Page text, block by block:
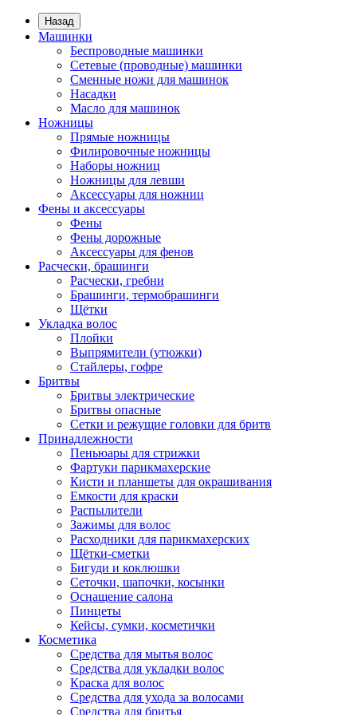
Назад
Машинки
Беспроводные машинки
Сетевые (проводные) машинки
Сменные ножи для машинок
Насадки
Масло для машинок
Ножницы
Прямые ножницы
Филировочные ножницы
Наборы ножниц
Ножницы для левши
Аксессуары для ножниц
Фены и аксессуары
Фены
Фены дорожные
Аксессуары для фенов
Расчески, брашинги
Расчески, гребни
Брашинги, термобрашинги
Щётки
Укладка волос
Плойки
Выпрямители (утюжки)
Стайлеры, гофре
Бритвы
Бритвы электрические
Бритвы опасные
Сетки и режущие головки для бритв
Принадлежности
Пеньюары для стрижки
Фартуки парикмахерские
Кисти и планшеты для окрашивания
Емкости для краски
Распылители
Зажимы для волос
Расходники для парикмахерских
Щётки-сметки
Бигуди и коклюшки
Сеточки, шапочки, косынки
Оснащение салона
Пинцеты
Кейсы, сумки, косметички
Косметика
Средства для мытья волос
Средства для укладки волос
Краска для волос
Средства для ухода за волосами
Средства для бритья